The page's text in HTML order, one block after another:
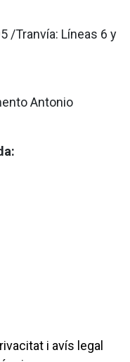
/Tranvía: Líneas 6 y
Antonio
i avís legal